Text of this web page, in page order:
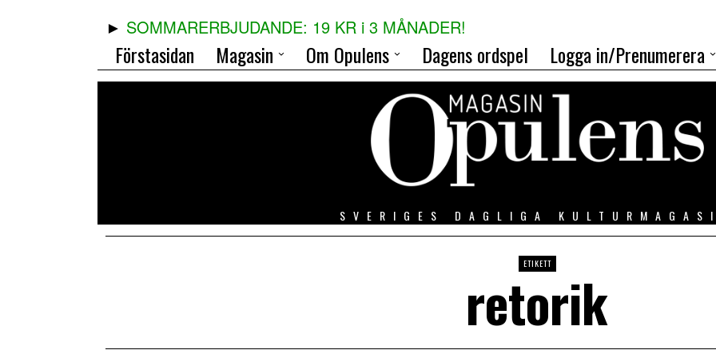
SOMMARERBJUDANDE: 19 KR i 3 MÅNADER!
Förstasidan Magasin Om Opulens Dagens ordspel Logga in/Prenumerera
SVERIGES DAGLIGA
ETIKETT
retorik